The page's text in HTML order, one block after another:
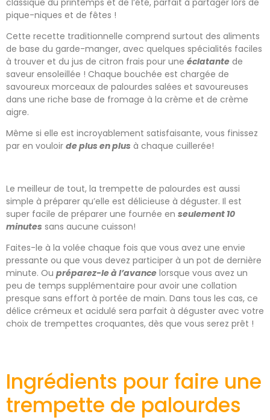
pique-niques et de fêtes !
Cette recette traditionnelle comprend surtout des aliments
de base du garde-manger, avec quelques spécialités faciles
à trouver et du jus de citron frais pour une éclatante de
saveur ensoleillée ! Chaque bouchée est chargée de
savoureux morceaux de palourdes salées et savoureuses
dans une riche base de fromage à la crème et de crème
aigre.
Même si elle est incroyablement satisfaisante, vous finissez
par en vouloir de plus en plus à chaque cuillerée!
Le meilleur de tout, la trempette de palourdes est aussi
simple à préparer qu’elle est délicieuse à déguster. Il est
super facile de préparer une fournée en seulement 10
minutes sans aucune cuisson!
Faites-le à la volée chaque fois que vous avez une envie
pressante ou que vous devez participer à un pot de dernière
minute. Ou préparez-le à l’avance lorsque vous avez un
peu de temps supplémentaire pour avoir une collation
presque sans effort à portée de main. Dans tous les cas, ce
délice crémeux et acidulé sera parfait à déguster avec votre
choix de trempettes croquantes, dès que vous serez prêt !
Ingrédients pour faire une
trempette de palourdes